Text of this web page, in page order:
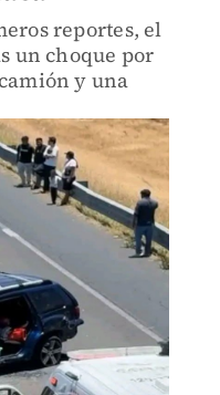
reportes, el
un choque por
y una